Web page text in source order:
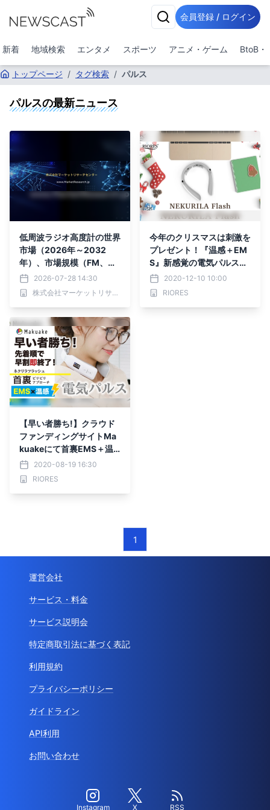
会員登録 / ログイン
新着 地域検索 エンタメ スポーツ アニメ・ゲーム BtoB・
トップページ / タグ検索 / パルス
パルスの最新ニュース
低周波ラジオ高度計の世界
市場（2026年～2032
年）、市場規模（FM、パ
ルス）・分析レポートを発
表
2026-07-28 14:30
株式会社マーケットリサーチセンター
今年のクリスマスは刺激を
プレゼント！『温感＋EM
S』新感覚の電気パルスで
首裏にアプローチ！
2020-12-10 10:00
RIORES
【早い者勝ち!】クラウド
ファンディングサイトMa
kuakeにて首裏EMS＋温
感機が7,590円(税込)で購
入出来るチャンス！
2020-08-19 16:30
RIORES
1
運営会社
サービス・料金
サービス説明会
特定商取引法に基づく表記
利用規約
プライバシーポリシー
ガイドライン
API利用
お問い合わせ
Instagram X RSS